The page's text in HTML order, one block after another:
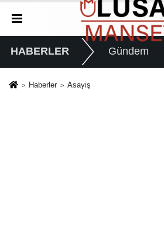
HABERLER Gündem
Haberler Asayiş